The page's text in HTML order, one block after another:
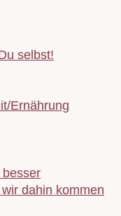
selbst!
Ernährung
dahin kommen